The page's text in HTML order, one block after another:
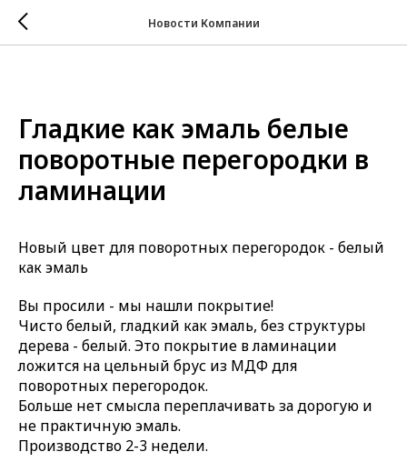
Новости Компании
Гладкие как эмаль белые
поворотные перегородки в
ламинации
Новый цвет для поворотных перегородок - белый
как эмаль
Вы просили - мы нашли покрытие!
Чисто белый, гладкий как эмаль, без структуры
дерева - белый. Это покрытие в ламинации
ложится на цельный брус из МДФ для
поворотных перегородок.
Больше нет смысла переплачивать за дорогую и
не практичную эмаль.
Производство 2-3 недели.